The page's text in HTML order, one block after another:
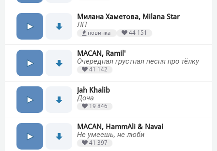
Милана Хаметова, Milana Star
ЛП
новинка 44 151
MACAN, Ramil'
Очередная грустная песня про тёлку
41 142
Jah Khalib
Доча
19 846
MACAN, HammAli & Navai
Не умеешь, не люби
41 397